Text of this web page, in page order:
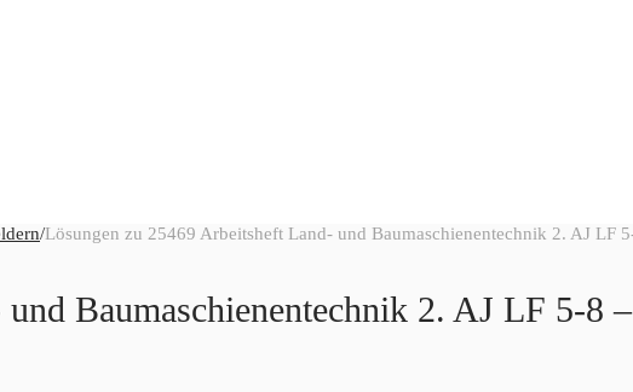
/Lösungen zu 25469 Arbeitsheft Land- und Baumaschienentechnik 2. AJ LF
Baumaschienentechnik 2. AJ LF 5-8